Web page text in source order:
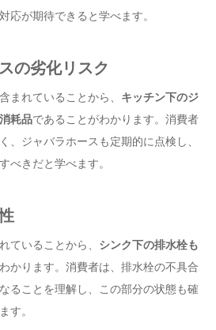
応が期待できると学べます。
の劣化リスク
まれていることから、 キッチン下のジ
耗品であることがわかります。消費者
、ジャバラホースも定期的に点検し、
べきだと学べます。
ていることから、 シンク下の排水栓も
かります。消費者は、排水栓の不具合
ることを理解し、この部分の状態も確
す。